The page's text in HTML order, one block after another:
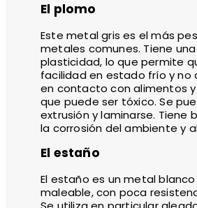
El plomo
Este metal gris es el más
metales comunes. Tiene
plasticidad, lo que permite
facilidad en estado frío y no
en contacto con alimentos
que puede ser tóxico. Se
extrusión y laminarse. Tiene
la corrosión del ambiente y
El estaño
El estaño es un metal
maleable, con poca